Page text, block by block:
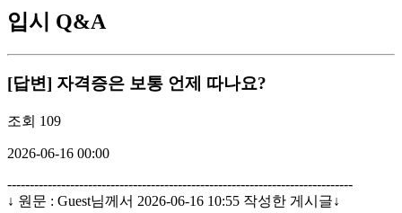
입시 Q&A
[답변] 자격증은 보통 언제 따나요?
조회 109
2026-06-16 00:00
-----------------------------------------------------------------------------
↓ 원문 : Guest님께서 2026-06-16 10:55 작성한 게시글↓